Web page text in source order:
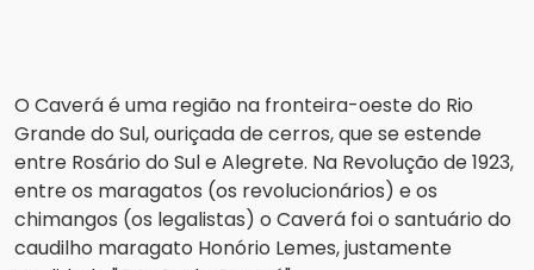
O Caverá é uma região na fronteira-oeste do Rio
Grande do Sul, ouriçada de cerros, que se estende
entre Rosário do Sul e Alegrete. Na Revolução de 1923,
entre os maragatos (os revolucionários) e os
chimangos (os legalistas) o Caverá foi o santuário do
caudilho maragato Honório Lemes, justamente